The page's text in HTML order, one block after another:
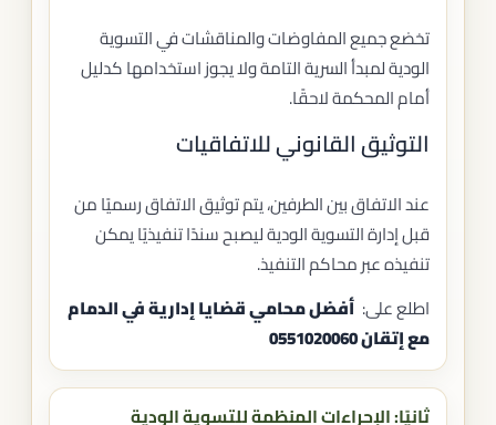
تخضع جميع المفاوضات والمناقشات في التسوية
الودية لمبدأ السرية التامة ولا يجوز استخدامها كدليل
أمام المحكمة لاحقًا.
التوثيق القانوني للاتفاقيات
عند الاتفاق بين الطرفين، يتم توثيق الاتفاق رسميًا من
قبل إدارة التسوية الودية ليصبح سندًا تنفيذيًا يمكن
تنفيذه عبر محاكم التنفيذ.
اطلع على: أفضل محامي قضايا إدارية في الدمام
مع إتقان 0551020060
ثانيًا: الإجراءات المنظمة للتسوية الودية